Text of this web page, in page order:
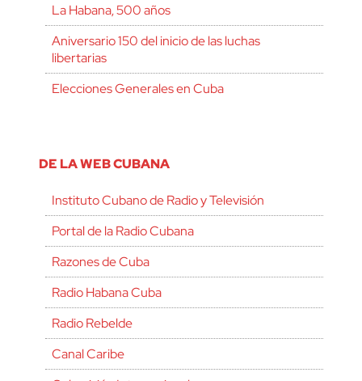
La Habana, 500 años
Aniversario 150 del inicio de las luchas
libertarias
Elecciones Generales en Cuba
DE LA WEB CUBANA
Instituto Cubano de Radio y Televisión
Portal de la Radio Cubana
Razones de Cuba
Radio Habana Cuba
Radio Rebelde
Canal Caribe